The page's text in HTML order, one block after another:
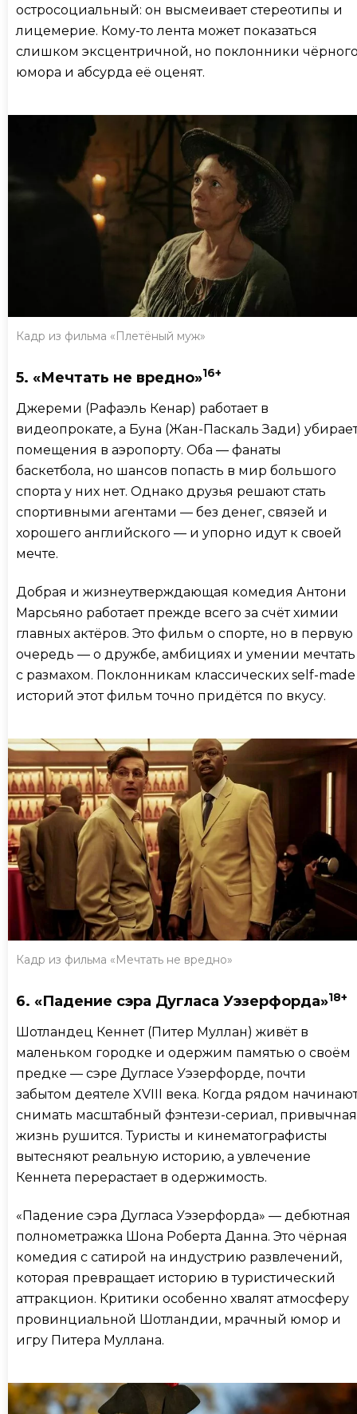
остросоциальный: он высмеивает стереотипы и
лицемерие. Кому-то лента может показаться
слишком эксцентричной, но поклонники
юмора и абсурда её оценят.
Кадр из фильма «Плетёный муж»
5. «Мечтать не вредно»16+
Джереми (Рафаэль Кенар) работает в
видеопрокате, а Бунa (Жан-Паскаль Зади)
помещения в аэропорту. Оба — фанаты
баскетбола, но шансов попасть в мир большого
спорта у них нет. Однако друзья решают стать
спортивными агентами — без денег, связей и
хорошего английского — и упорно идут к своей
мечте.
Добрая и жизнеутверждающая комедия Антони
Марсьяно работает прежде всего за счёт химии
главных актёров. Это фильм о спорте, но в первую
очередь — о дружбе, амбициях и умении мечтать
с размахом. Поклонникам классических self-made
историй этот фильм точно придётся по вкусу.
Кадр из фильма «Мечтать не вредно»
6. «Падение сэра Дугласа Уэзерфорда»18+
Шотландец Кеннет (Питер Муллан) живёт в
маленьком городке и одержим памятью о своём
предке — сэре Дугласе Уэзерфорде, почти
забытом деятеле XVIII века. Когда рядом
снимать масштабный фэнтези-сериал, привычная
жизнь рушится. Туристы и кинематографисты
вытесняют реальную историю, а увлечение
Кеннета перерастает в одержимость.
«Падение сэра Дугласа Уэзерфорда» — дебютная
полнометражка Шона Роберта Данна. Это чёрная
комедия с сатирой на индустрию развлечений,
которая превращает историю в туристический
аттракцион. Критики особенно хвалят атмосферу
провинциальной Шотландии, мрачный юмор и
игру Питера Муллана.